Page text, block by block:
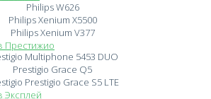
Philips W626
Philips Xenium X5500
Philips Xenium V377
Multiphone 5453 DUO
Prestigio Grace Q5
Prestigio Grace S5 LTE